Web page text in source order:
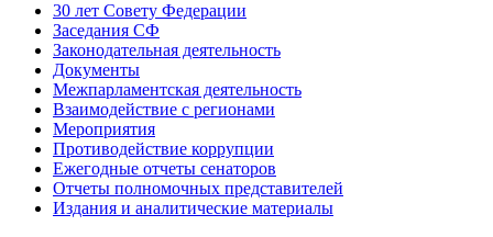
30 лет Совету Федерации
Заседания СФ
Законодательная деятельность
Документы
Межпарламентская деятельность
Взаимодействие с регионами
Мероприятия
Противодействие коррупции
Ежегодные отчеты сенаторов
Отчеты полномочных представителей
Издания и аналитические материалы